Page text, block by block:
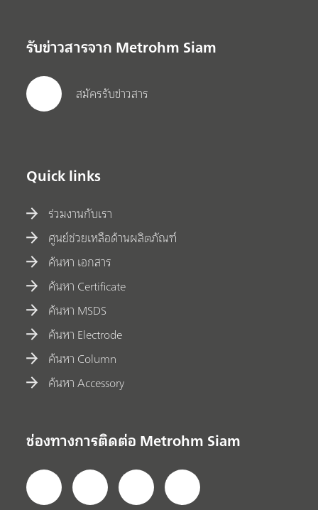
รับข่าวสารจาก Metrohm Siam
สมัครรับข่าวสาร
Quick links
ร่วมงานกับเรา
ศูนย์ช่วยเหลือด้านผลิตภัณฑ์
ค้นหา เอกสาร
ค้นหา Certificate
ค้นหา MSDS
ค้นหา Electrode
ค้นหา Column
ค้นหา Accessory
ช่องทางการติดต่อ Metrohm Siam